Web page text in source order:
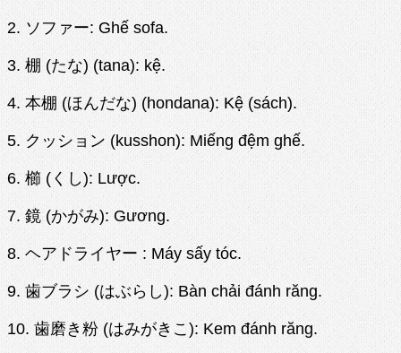
2. ソファー: Ghế sofa.
3. 棚 (たな) (tana): kệ.
4. 本棚 (ほんだな) (hondana): Kệ (sách).
5. クッション (kusshon): Miếng đệm ghế.
6. 櫛 (くし): Lược.
7. 鏡 (かがみ): Gương.
8. ヘアドライヤー : Máy sấy tóc.
9. 歯ブラシ (はぶらし): Bàn chải đánh răng.
10. 歯磨き粉 (はみがきこ): Kem đánh răng.